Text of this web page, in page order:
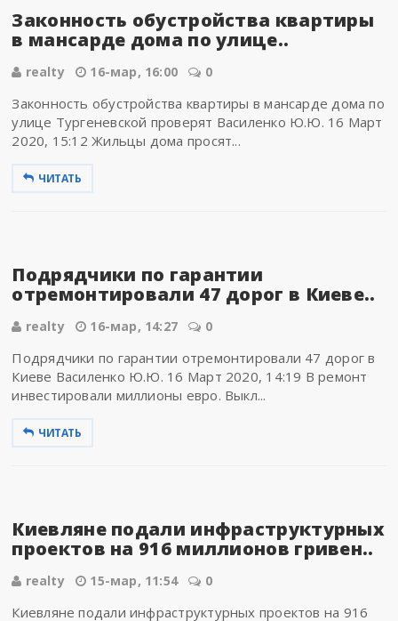
Законность обустройства квартиры
в мансарде дома по улице..
realty 16-мар, 16:00 0
Законность обустройства квартиры в мансарде дома по
улице Тургеневской проверят Василенко Ю.Ю. 16 Март
2020, 15:12 Жильцы дома просят...
ЧИТАТЬ
Подрядчики по гарантии
отремонтировали 47 дорог в Киеве..
realty 16-мар, 14:27 0
Подрядчики по гарантии отремонтировали 47 дорог в
Киеве Василенко Ю.Ю. 16 Март 2020, 14:19 В ремонт
инвестировали миллионы евро. Выкл...
ЧИТАТЬ
Киевляне подали инфраструктурных
проектов на 916 миллионов гривен..
realty 15-мар, 11:54 0
Киевляне подали инфраструктурных проектов на 916